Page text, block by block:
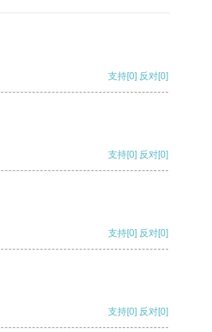
支持[0] 反对[0]
支持[0] 反对[0]
支持[0] 反对[0]
支持[0] 反对[0]